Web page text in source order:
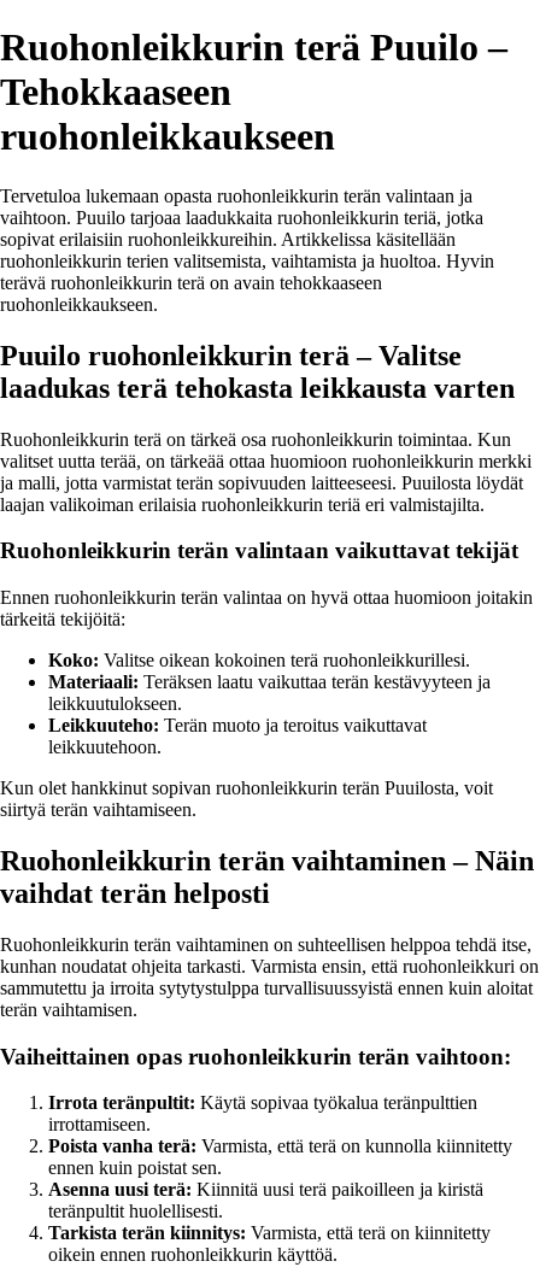
Ruohonleikkurin terä Puuilo –
Tehokkaaseen
ruohonleikkaukseen
Tervetuloa lukemaan opasta ruohonleikkurin terän valintaan ja
vaihtoon. Puuilo tarjoaa laadukkaita ruohonleikkurin teriä, jotka
sopivat erilaisiin ruohonleikkureihin. Artikkelissa käsitellään
ruohonleikkurin terien valitsemista, vaihtamista ja huoltoa. Hyvin
terävä ruohonleikkurin terä on avain tehokkaaseen
ruohonleikkaukseen.
Puuilo ruohonleikkurin terä – Valitse
laadukas terä tehokasta leikkausta varten
Ruohonleikkurin terä on tärkeä osa ruohonleikkurin toimintaa. Kun
valitset uutta terää, on tärkeää ottaa huomioon ruohonleikkurin merkki
ja malli, jotta varmistat terän sopivuuden laitteeseesi. Puuilosta löydät
laajan valikoiman erilaisia ruohonleikkurin teriä eri valmistajilta.
Ruohonleikkurin terän valintaan vaikuttavat tekijät
Ennen ruohonleikkurin terän valintaa on hyvä ottaa huomioon joitakin
tärkeitä tekijöitä:
Koko: Valitse oikean kokoinen terä ruohonleikkurillesi.
Materiaali: Teräksen laatu vaikuttaa terän kestävyyteen ja
leikkuutulokseen.
Leikkuuteho: Terän muoto ja teroitus vaikuttavat
leikkuutehoon.
Kun olet hankkinut sopivan ruohonleikkurin terän Puuilosta, voit
siirtyä terän vaihtamiseen.
Ruohonleikkurin terän vaihtaminen – Näin
vaihdat terän helposti
Ruohonleikkurin terän vaihtaminen on suhteellisen helppoa tehdä itse,
kunhan noudatat ohjeita tarkasti. Varmista ensin, että ruohonleikkuri on
sammutettu ja irroita sytytystulppa turvallisuussyistä ennen kuin aloitat
terän vaihtamisen.
Vaiheittainen opas ruohonleikkurin terän vaihtoon:
Irrota teränpultit: Käytä sopivaa työkalua teränpulttien
irrottamiseen.
Poista vanha terä: Varmista, että terä on kunnolla kiinnitetty
ennen kuin poistat sen.
Asenna uusi terä: Kiinnitä uusi terä paikoilleen ja kiristä
teränpultit huolellisesti.
Tarkista terän kiinnitys: Varmista, että terä on kiinnitetty
oikein ennen ruohonleikkurin käyttöä.